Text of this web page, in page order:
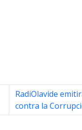
RadiOlavide
contra la